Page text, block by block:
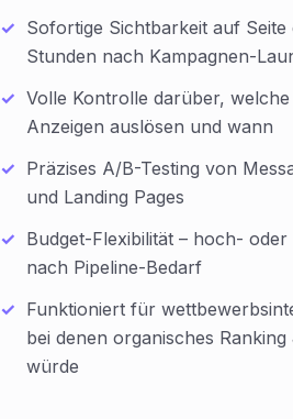
Sofortige Sichtbarkeit auf
Stunden nach Kampagnen-
Volle Kontrolle darüber,
Anzeigen auslösen und wann
Präzises A/B-Testing von
und Landing Pages
Budget-Flexibilität – hoch-
nach Pipeline-Bedarf
Funktioniert für
bei denen organisches
würde